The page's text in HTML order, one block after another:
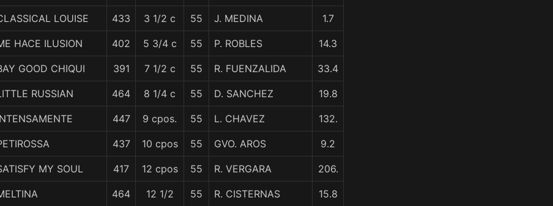
LOUISE 433 3 1/2 c 55 J. MEDINA 1.7
HACE ILUSION 402 5 3/4 c 55 P. ROBLES 14.3
GOOD CHIQUI 391 7 1/2 c 55 R. FUENZALIDA 33.4
RUSSIAN 464 8 1/4 c 55 D. SANCHEZ 19.8
447 9 cpos. 55 L. CHAVEZ 132.
437 10 cpos 55 GVO. AROS 9.2
MY SOUL 417 12 cpos 55 R. VERGARA 206.
464 12 1/2 55 R. CISTERNAS 15.8